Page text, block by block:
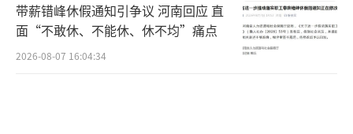
带薪错峰休假通知引争议 河南回应 直
面“不敢休、不能休、休不均”痛点
2026-08-07 16:04:34